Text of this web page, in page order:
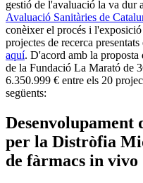
gestió de l'avaluació la va dur
Avaluació Sanitàries de
conèixer el procés i
projectes de recerca
aquí. D'acord amb la proposta
de la Fundació La Marató de
6.350.999 € entre els 20
següents:
Desenvolupament
per la Distròfia
de fàrmacs in vivo